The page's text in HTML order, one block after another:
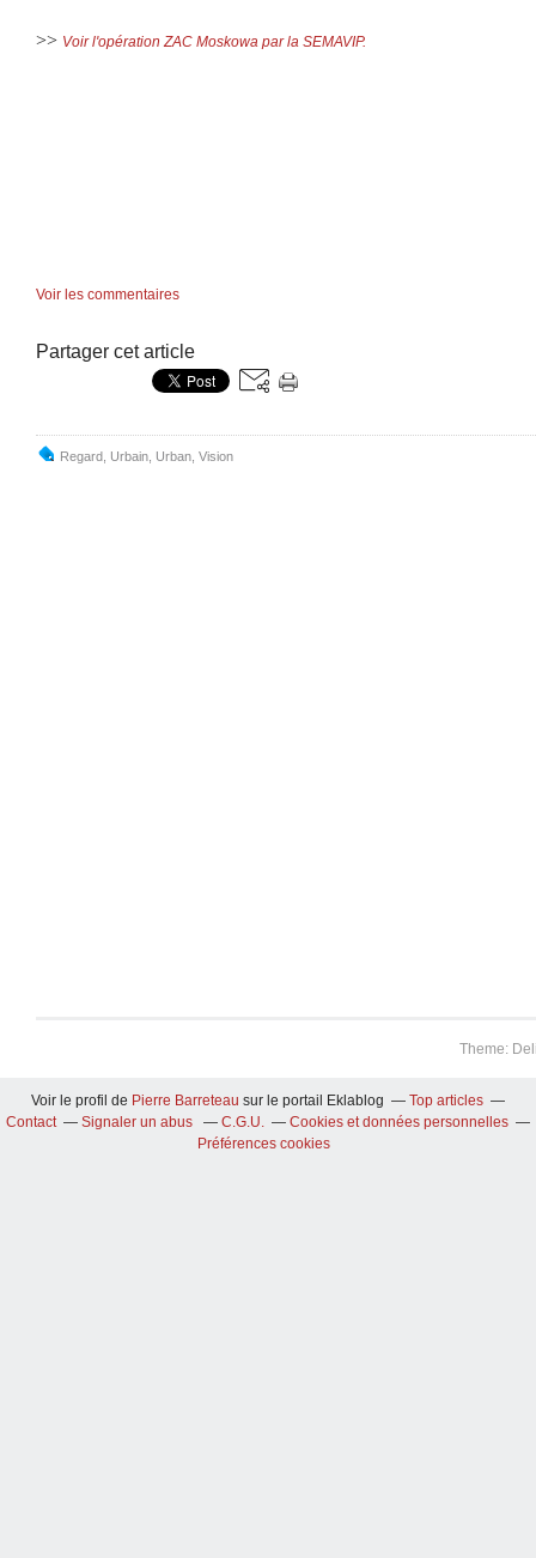
>> Voir l'opération ZAC Moskowa par la SEMAVIP.
Voir les commentaires
Partager cet article
Regard Urbain Urban Vision
Theme:
Voir le profil de Pierre Barreteau sur le portail Eklablog
Top articles
Contact
Signaler un abus C.G.U.
Cookies et données personnelles
Préférences cookies